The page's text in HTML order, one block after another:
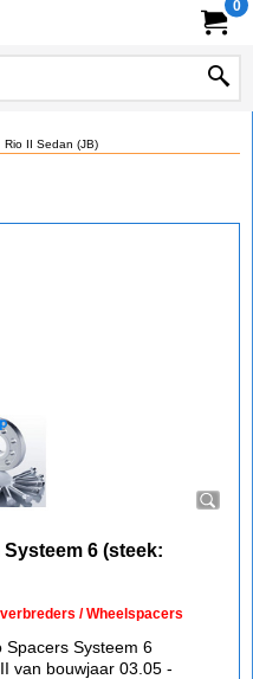
0
Rio II Sedan (JB)
6 (steek:
/ Wheelspacers
Spacers Systeem 6
van bouwjaar 03.05 -